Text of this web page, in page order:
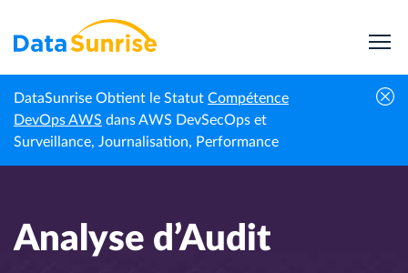
DataSunrise Obtient le Statut Compétence
DevOps AWS dans AWS DevSecOps et
Surveillance, Journalisation, Performance
Accueil
Actualités
professionnelles
Analyse d’Audit Elasticsearch et
Kibana
Analyse d’Audit